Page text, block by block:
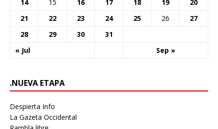
« Jul Sep »
14
15 16 17 18 19
20
21
22 23 24 25 26
27
28
29 30 31
.NUEVA ETAPA
Despierta Info
La Gazeta Occidental